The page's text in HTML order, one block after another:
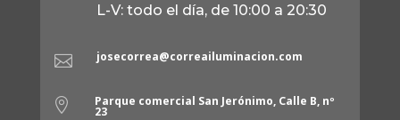
L-V: todo el día, de 10:00 a 20:30
 josecorrea@correailuminacion.com
 Parque comercial San Jerónimo, Calle B, nº
23